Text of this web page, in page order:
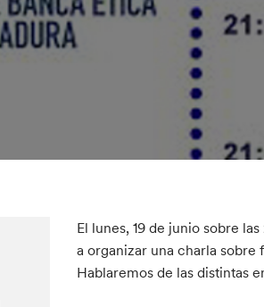
El lunes, 19 de junio sobre
a organizar una charla sobre
Hablaremos de las distintas